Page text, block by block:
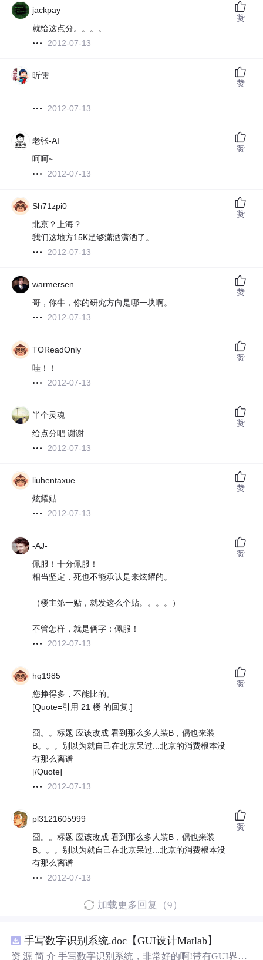
jackpay
就给这点分。。。。
2012-07-13
赞
昕儒
2012-07-13
赞
老张-AI
呵呵~
2012-07-13
赞
Sh71zpi0
北京？上海？
我们这地方15K足够潇洒潇洒了。
2012-07-13
赞
warmersen
哥，你牛，你的研究方向是哪一块啊。
2012-07-13
赞
TOReadOnly
哇！！
2012-07-13
赞
半个灵魂
给点分吧 谢谢
2012-07-13
赞
liuhentaxue
炫耀贴
2012-07-13
赞
-AJ-
佩服！十分佩服！
相当坚定，死也不能承认是来炫耀的。
（楼主第一贴，就发这么个贴。。。。）
不管怎样，就是俩字：佩服！
2012-07-13
赞
hq1985
您挣得多，不能比的。
[Quote=引用 21 楼 的回复:]
囧。。标题 应该改成 看到那么多人装B，偶也来装
B。。。别以为就自己在北京呆过...北京的消费根本没
有那么离谱
[/Quote]
2012-07-13
赞
pl3121605999
囧。。标题 应该改成 看到那么多人装B，偶也来装
B。。。别以为就自己在北京呆过...北京的消费根本没
有那么离谱
2012-07-13
赞
加载更多回复（9）
手写数字识别系统.doc【GUI设计Matlab】
资 源 简 介 手写数字识别系统，非常好的啊!带有GUI界